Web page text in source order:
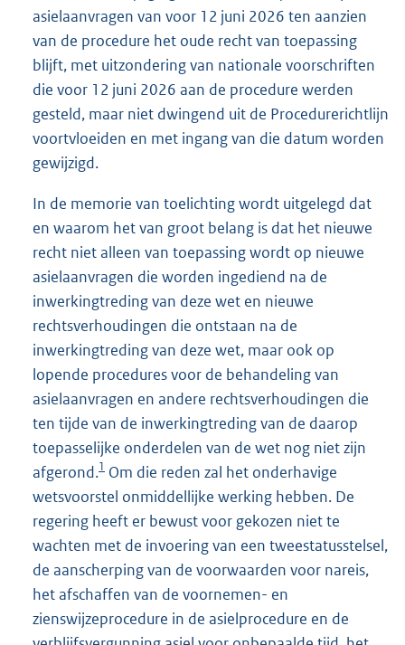
asielaanvragen van voor 12 juni 2026 ten aanzien
van de procedure het oude recht van toepassing
blijft, met uitzondering van nationale voorschriften
die voor 12 juni 2026 aan de procedure werden
gesteld, maar niet dwingend uit de Procedurerichtlijn
voortvloeiden en met ingang van die datum worden
gewijzigd.
In de memorie van toelichting wordt uitgelegd dat
en waarom het van groot belang is dat het nieuwe
recht niet alleen van toepassing wordt op nieuwe
asielaanvragen die worden ingediend na de
inwerkingtreding van deze wet en nieuwe
rechtsverhoudingen die ontstaan na de
inwerkingtreding van deze wet, maar ook op
lopende procedures voor de behandeling van
asielaanvragen en andere rechtsverhoudingen die
ten tijde van de inwerkingtreding van de daarop
toepasselijke onderdelen van de wet nog niet zijn
afgerond.1 Om die reden zal het onderhavige
wetsvoorstel onmiddellijke werking hebben. De
regering heeft er bewust voor gekozen niet te
wachten met de invoering van een tweestatusstelsel,
de aanscherping van de voorwaarden voor nareis,
het afschaffen van de voornemen- en
zienswijzeprocedure in de asielprocedure en de